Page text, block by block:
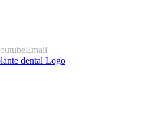
Email